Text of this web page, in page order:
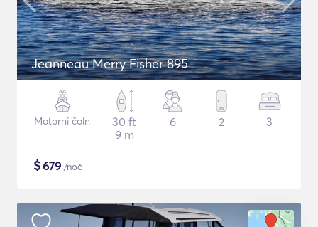
Jeanneau Merry Fisher 895
Motorni čoln
30 ft
9 m
6 2 3
$679 /noč